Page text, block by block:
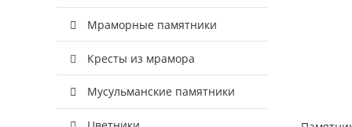
Мраморные памятники
Кресты из мрамора
Мусульманские памятники